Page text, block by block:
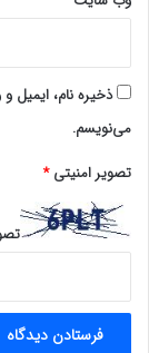
ذخیره نام، ایمیل
می‌نویسم.
تصویر امنیتی*